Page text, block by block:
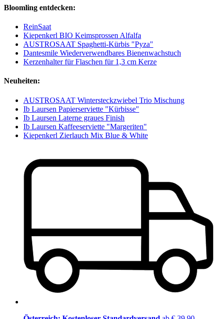
Bloomling entdecken:
ReinSaat
Kiepenkerl BIO Keimsprossen Alfalfa
AUSTROSAAT Spaghetti-Kürbis "Pyza"
Dantesmile Wiederverwendbares Bienenwachstuch
Kerzenhalter für Flaschen für 1,3 cm Kerze
Neuheiten:
AUSTROSAAT Wintersteckzwiebel Trio Mischung
Ib Laursen Papierserviette "Kürbisse"
Ib Laursen Laterne graues Finish
Ib Laursen Kaffeeserviette "Margeriten"
Kiepenkerl Zierlauch Mix Blue & White